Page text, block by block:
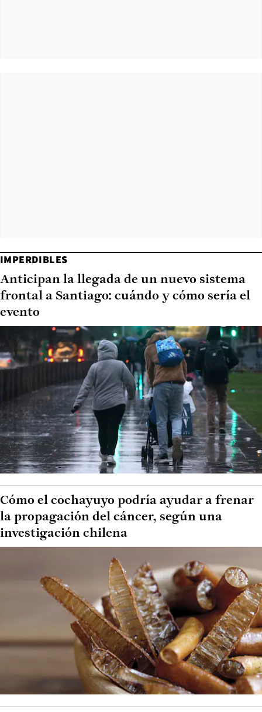
IMPERDIBLES
Anticipan la llegada de un nuevo sistema
frontal a Santiago: cuándo y cómo sería el
evento
Cómo el cochayuyo podría ayudar a frenar
la propagación del cáncer, según una
investigación chilena